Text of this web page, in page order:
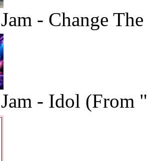
- Change
- Idol (From